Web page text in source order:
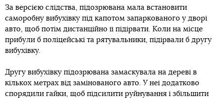
За версією слідства, підозрювана мала встановити
саморобну вибухівку під капотом запаркованого у дворі
авто, щоб потім дистанційно її підірвати. Коли на місце
прибули б поліцейські та рятувальники, підірвали б другу
вибухівку.
Другу вибухівку підозрювана замаскувала на дереві в
кількох метрах від замінованого авто. У неї додатково
спорядили гайки, щоб підсилити руйнування і збільшити